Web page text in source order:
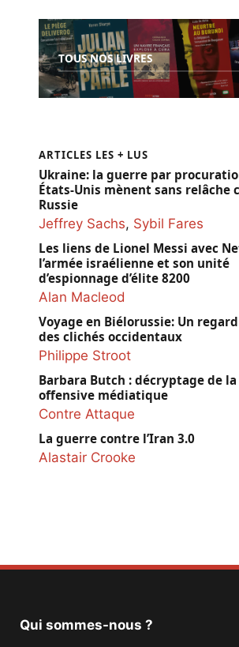
TOUS NOS LIVRES
ARTICLES LES + LUS
Ukraine: la guerre par
États-Unis mènent sans relâche
Russie
Jeffrey Sachs, Sybil Fares
Les liens de Lionel Messi avec
l’armée israélienne et son unité
d’espionnage d’élite 8200
Alan Macleod
Voyage en Biélorussie: Un
des clichés occidentaux
Philippe Stroot
Barbara Butch : décryptage de
offensive médiatique
Contre Attaque
La guerre contre l’Iran 3.0
Alastair Crooke
Qui sommes-nous ?